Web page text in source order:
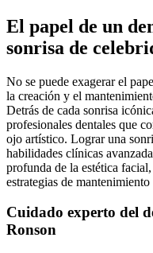
El papel de un
sonrisa de
No se puede exagerar el
la creación y el
Detrás de cada sonrisa
profesionales dentales que
ojo artístico. Lograr una
habilidades clínicas
profunda de la estética
estrategias de
Cuidado experto del
Ronson